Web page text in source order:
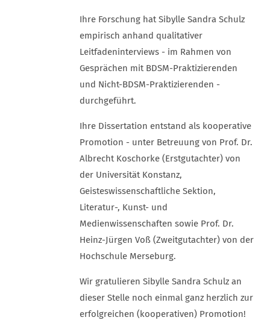
Ihre Forschung hat Sibylle Sandra Schulz
empirisch anhand qualitativer
Leitfadeninterviews - im Rahmen von
Gesprächen mit BDSM-Praktizierenden
und Nicht-BDSM-Praktizierenden -
durchgeführt.
Ihre Dissertation entstand als kooperative
Promotion - unter Betreuung von Prof. Dr.
Albrecht Koschorke (Erstgutachter) von
der Universität Konstanz,
Geisteswissenschaftliche Sektion,
Literatur-, Kunst- und
Medienwissenschaften sowie Prof. Dr.
Heinz-Jürgen Voß (Zweitgutachter) von der
Hochschule Merseburg.
Wir gratulieren Sibylle Sandra Schulz an
dieser Stelle noch einmal ganz herzlich zur
erfolgreichen (kooperativen) Promotion!